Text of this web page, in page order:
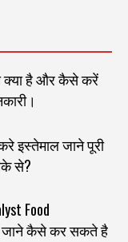
क्या है और कैसे करें
इस्तेमाल जाने पूरी
से?
Food
जाने कैसे कर सकते है